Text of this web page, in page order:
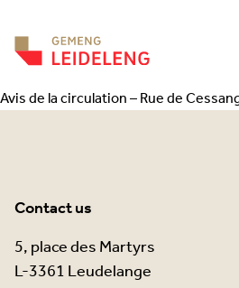
Avis de la circulation – Rue de
Contact us
5, place des Martyrs
L-3361 Leudelange